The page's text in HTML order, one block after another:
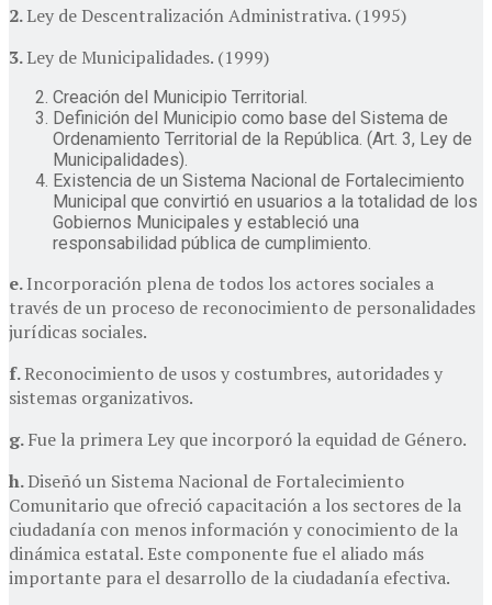
2.Ley de Descentralización Administrativa. (1995)
3.Ley de Municipalidades. (1999)
Creación del Municipio Territorial.
Definición del Municipio como base del Sistema de
Ordenamiento Territorial de la República. (Art. 3, Ley de
Municipalidades).
Existencia de un Sistema Nacional de Fortalecimiento
Municipal que convirtió en usuarios a la totalidad de los
Gobiernos Municipales y estableció una
responsabilidad pública de cumplimiento.
e.Incorporación plena de todos los actores sociales a
través de un proceso de reconocimiento de personalidades
jurídicas sociales.
f.Reconocimiento de usos y costumbres, autoridades y
sistemas organizativos.
g.Fue la primera Ley que incorporó la equidad de Género.
h.Diseñó un Sistema Nacional de Fortalecimiento
Comunitario que ofreció capacitación a los sectores de la
ciudadanía con menos información y conocimiento de la
dinámica estatal. Este componente fue el aliado más
importante para el desarrollo de la ciudadanía efectiva.